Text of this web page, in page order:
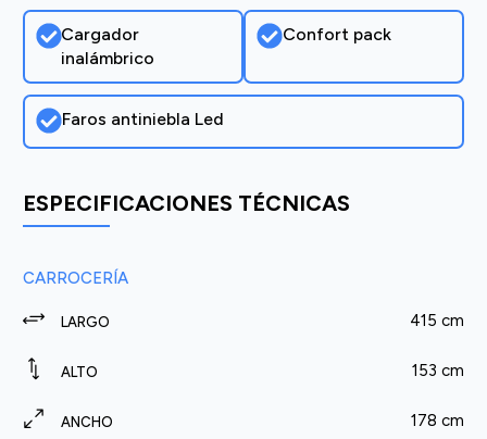
Cargador
inalámbrico
Confort pack
Faros antiniebla Led
ESPECIFICACIONES TÉCNICAS
CARROCERÍA
LARGO 415 cm
ALTO 153 cm
ANCHO 178 cm